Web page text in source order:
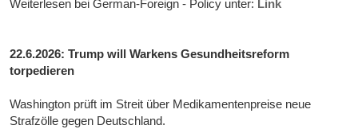
Weiterlesen bei German-Foreign - Policy unter: Link
22.6.2026: Trump will Warkens Gesundheitsreform
torpedieren
Washington prüft im Streit über Medikamentenpreise neue
Strafzölle gegen Deutschland.